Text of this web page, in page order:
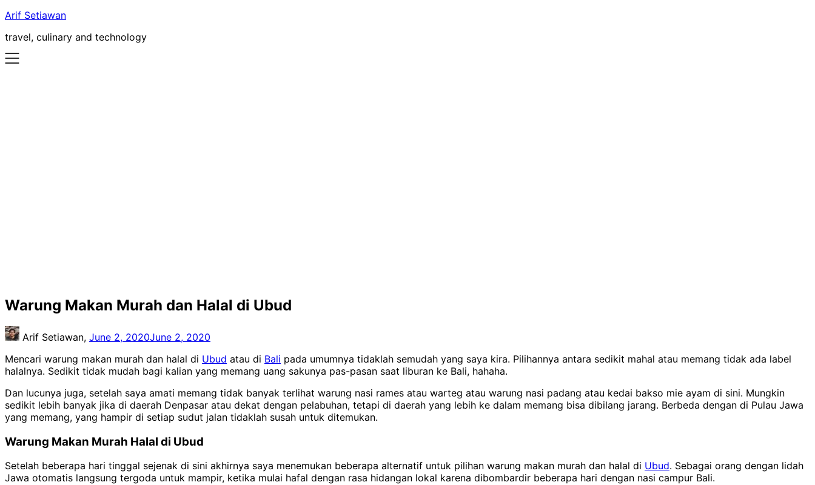
Arif Setiawan
travel, culinary and technology
Warung Makan Murah dan Halal di Ubud
Arif Setiawan, June 2, 2020June 2, 2020
Mencari warung makan murah dan halal di Ubud atau di Bali pada umumnya tidaklah semudah yang saya kira. Pilihannya antara sedikit mahal atau memang tidak ada label
halalnya. Sedikit tidak mudah bagi kalian yang memang uang sakunya pas-pasan saat liburan ke Bali, hahaha.
Dan lucunya juga, setelah saya amati memang tidak banyak terlihat warung nasi rames atau warteg atau warung nasi padang atau kedai bakso mie ayam di sini. Mungkin
sedikit lebih banyak jika di daerah Denpasar atau dekat dengan pelabuhan, tetapi di daerah yang lebih ke dalam memang bisa dibilang jarang. Berbeda dengan di Pulau Jawa
yang memang, yang hampir di setiap sudut jalan tidaklah susah untuk ditemukan.
Warung Makan Murah Halal di Ubud
Setelah beberapa hari tinggal sejenak di sini akhirnya saya menemukan beberapa alternatif untuk pilihan warung makan murah dan halal di Ubud. Sebagai orang dengan lidah
Jawa otomatis langsung tergoda untuk mampir, ketika mulai hafal dengan rasa hidangan lokal karena dibombardir beberapa hari dengan nasi campur Bali.